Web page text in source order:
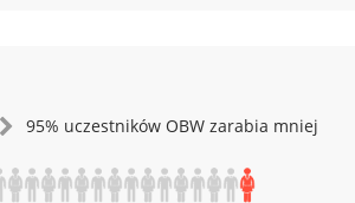
95% uczestników OBW zarabia mniej